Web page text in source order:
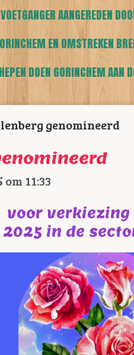
VOETGANGER AANGEREDEN
EN OMSTREKEN
DOEN GORINCHEM AAN
genomineerd
11:33
voor verkiezing
in de